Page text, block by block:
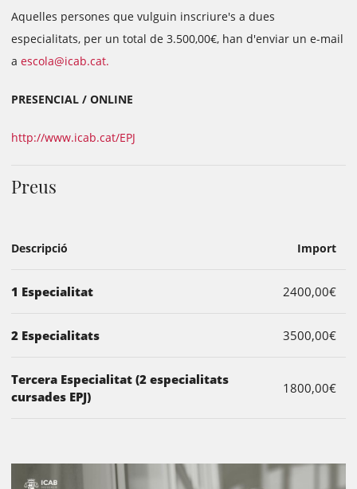
Aquelles persones que vulguin inscriure's a dues
especialitats, per un total de 3.500,00€, han d'enviar un e-mail
a escola@icab.cat.
PRESENCIAL / ONLINE
http://www.icab.cat/EPJ
Preus
Descripció Import
1 Especialitat 2400,00€
2 Especialitats 3500,00€
Tercera Especialitat (2 especialitats
cursades EPJ)
1800,00€